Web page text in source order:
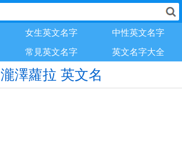
女生英文名字
中性英文名字
常見英文名字 英文名字大全
瀧澤蘿拉 英文名